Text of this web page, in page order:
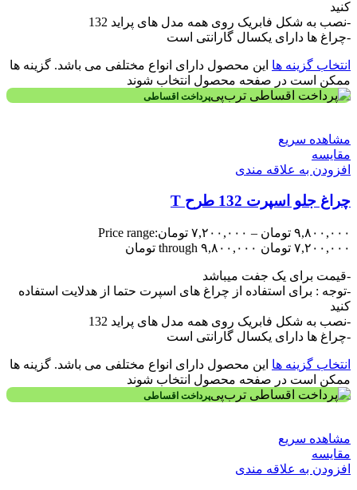
کنید
-نصب به شکل فابریک روی همه مدل های پراید 132
-چراغ ها دارای یکسال گارانتی است
انتخاب گزینه ها این محصول دارای انواع مختلفی می باشد. گزینه ها
ممکن است در صفحه محصول انتخاب شوند
پرداخت اقساطی
مشاهده سریع
مقایسه
افزودن به علاقه مندی
چراغ جلو اسپرت 132 طرح T
۹,۸۰۰,۰۰۰ تومان – ۷,۲۰۰,۰۰۰ تومانPrice range:
۷,۲۰۰,۰۰۰ تومان through ۹,۸۰۰,۰۰۰ تومان
-قیمت برای یک جفت میباشد
-توجه : برای استفاده از چراغ های اسپرت حتما از هدلایت استفاده
کنید
-نصب به شکل فابریک روی همه مدل های پراید 132
-چراغ ها دارای یکسال گارانتی است
انتخاب گزینه ها این محصول دارای انواع مختلفی می باشد. گزینه ها
ممکن است در صفحه محصول انتخاب شوند
پرداخت اقساطی
مشاهده سریع
مقایسه
افزودن به علاقه مندی